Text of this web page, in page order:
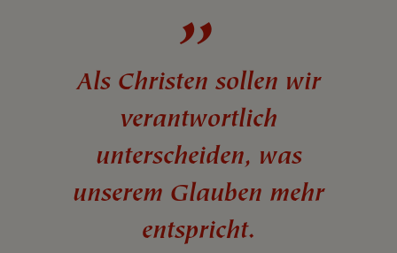
Als Christen sollen wir
verantwortlich
unterscheiden, was
unserem Glauben mehr
entspricht.